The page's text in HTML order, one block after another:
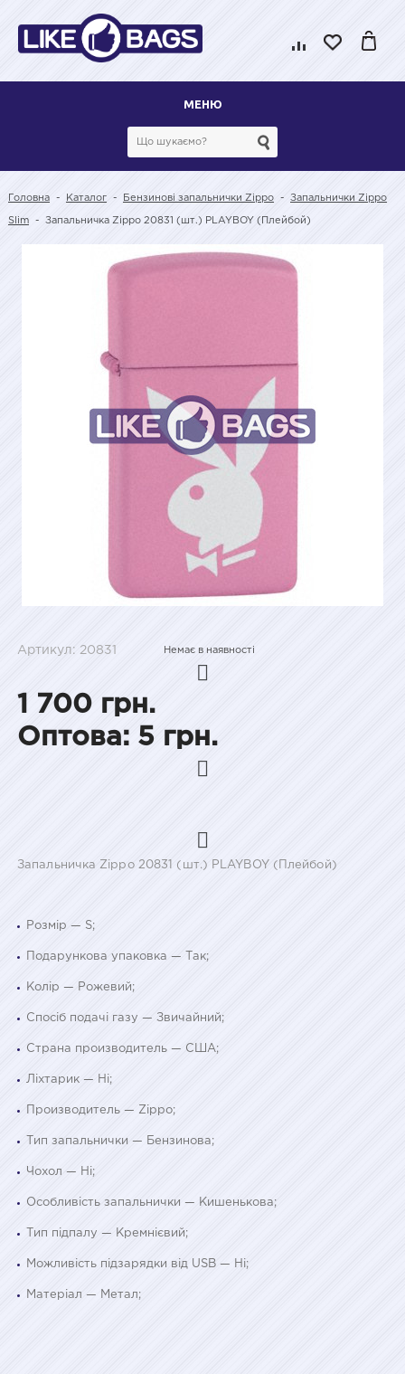
МЕНЮ
Головна - Каталог - Бензинові запальнички Zippo - Запальнички Zippo
Slim - Запальничка Zippo 20831 (шт.) PLAYBOY (Плейбой)
Артикул: 20831 Немає в наявності
1 700 грн.
Оптова: 5 грн.
Запальничка Zippo 20831 (шт.) PLAYBOY (Плейбой)
Розмір — S;
Подарункова упаковка — Так;
Колір — Рожевий;
Спосіб подачі газу — Звичайний;
Страна производитель — США;
Ліхтарик — Ні;
Производитель — Zippo;
Тип запальнички — Бензинова;
Чохол — Ні;
Особливість запальнички — Кишенькова;
Тип підпалу — Кремнієвий;
Можливість підзарядки від USB — Ні;
Матеріал — Метал;